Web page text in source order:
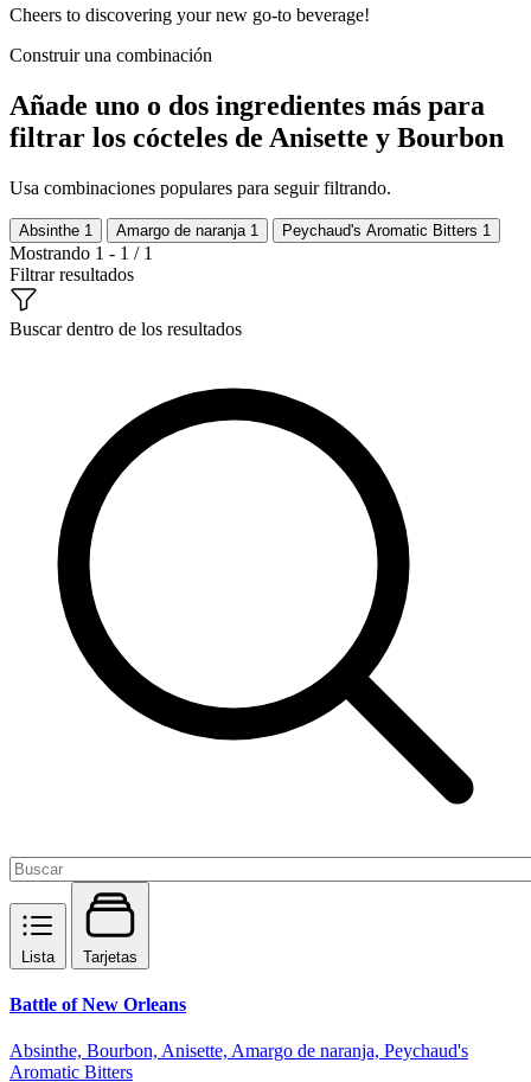
Cheers to discovering your new go-to beverage!
Construir una combinación
Añade uno o dos ingredientes más para
filtrar los cócteles de Anisette y Bourbon
Usa combinaciones populares para seguir filtrando.
Absinthe 1 Amargo de naranja 1 Peychaud's Aromatic Bitters 1
Mostrando 1 - 1 / 1
Filtrar resultados
Buscar dentro de los resultados
Lista Tarjetas
Battle of New Orleans
Absinthe, Bourbon, Anisette, Amargo de naranja, Peychaud's
Aromatic Bitters